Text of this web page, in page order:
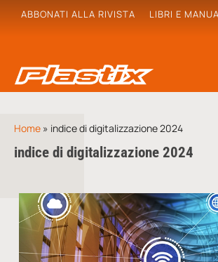
ABBONATI ALLA RIVISTA LIBRI E
Home » indice di digitalizzazione 2024
indice di digitalizzazione 2024